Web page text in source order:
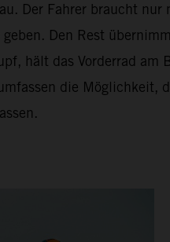
Der Fahrer braucht nur
Den Rest
hält das Vorderrad am
die Möglichkeit,